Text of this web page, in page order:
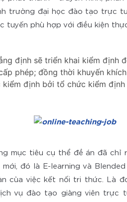
trường đại học đào tạo trực
tuyến phù hợp với điều kiện
định sẽ triển khai kiểm
phép; đồng thời khuyến
định bởi tổ chức kiểm
mục tiêu cụ thể đề án đã
đó là E-learning và
của việc kết nối tri thức. Là
vụ đào tạo giảng viên trực